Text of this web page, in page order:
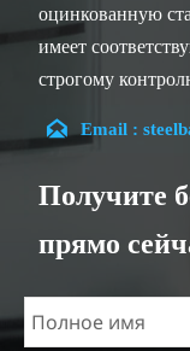
оцинкованную
имеет
строгому
обслуживанию
всегда готовы
Наша компания
Цзянсу, который
 Email :
Получите
прямо